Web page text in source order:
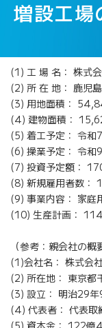
増設工場
(1) 工 場 名： 株式
(2) 所 在 地： 鹿児
(3) 用地面積：
(4) 建物面積：
(5) 着工予定： 令和
(6) 操業予定： 令和
(7) 投資予定額：
(8) 新規雇用者数：
(9) 事業内容： 家庭
(10) 生産計画：
（参考：親会社の概
(1)会社名： 株式会
(2) 所在地： 東京都
(3) 設立： 明治29年
(4) 代表者： 代表取
(5) 資本金： 122億